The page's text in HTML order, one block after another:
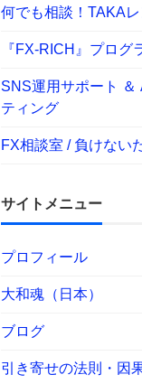
何でも相談！TAKA
『FX-RICH』プログ
SNS運用サポート ＆
ティング
FX相談室 / 負けない
サイトメニュー
プロフィール
大和魂（日本）
ブログ
引き寄せの法則・因